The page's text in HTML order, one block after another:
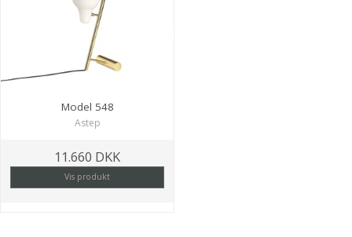
Model 548
Astep
11.660 DKK
Vis produkt